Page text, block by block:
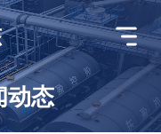
动态